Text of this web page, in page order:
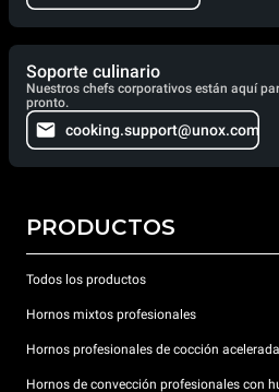
Soporte culinario
Nuestros chefs corporativos están aquí
pronto.
cooking.support@unox.com
PRODUCTOS
Todos los productos
Hornos mixtos profesionales
Hornos profesionales de cocción acelerada
Hornos de convección profesionales con